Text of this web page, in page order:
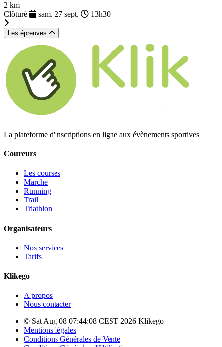
2 km
Clôturé
sam. 27 sept. 13h30
Les épreuves
La plateforme d'inscriptions en ligne aux évènements sportives
Coureurs
Les courses
Marche
Running
Trail
Triathlon
Organisateurs
Nos services
Tarifs
Klikego
A propos
Nous contacter
© Sat Aug 08 07:44:08 CEST 2026 Klikego
Mentions légales
Conditions Générales de Vente